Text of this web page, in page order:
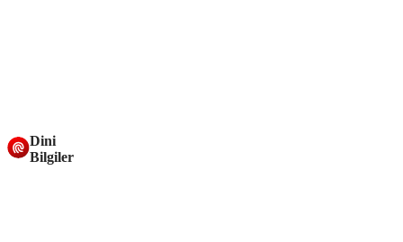
Dini
Bilgiler